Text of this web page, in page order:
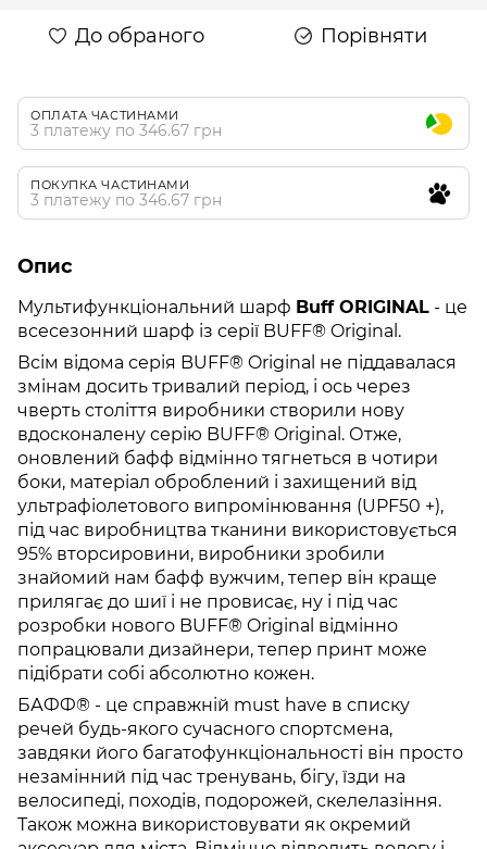
До обраного Порівняти
ОПЛАТА ЧАСТИНАМИ
3 платежу по 346.67 грн
ПОКУПКА ЧАСТИНАМИ
3 платежу по 346.67 грн
Опис
Мультифункціональний шарф Buff ORIGINAL - це
всесезонний шарф із серії BUFF® Original.
Всім відома серія BUFF® Original не піддавалася
змінам досить тривалий період, і ось через
чверть століття виробники створили нову
вдосконалену серію BUFF® Original. Отже,
оновлений бафф відмінно тягнеться в чотири
боки, матеріал оброблений і захищений від
ультрафіолетового випромінювання (UPF50 +),
під час виробництва тканини використовується
95% вторсировини, виробники зробили
знайомий нам бафф вужчим, тепер він краще
прилягає до шиї і не провисає, ну і під час
розробки нового BUFF® Original відмінно
попрацювали дизайнери, тепер принт може
підібрати собі абсолютно кожен.
БАФФ® - це справжній must have в списку
речей будь-якого сучасного спортсмена,
завдяки його багатофункціональності він просто
незамінний під час тренувань, бігу, їзди на
велосипеді, походів, подорожей, скелелазіння.
Також можна використовувати як окремий